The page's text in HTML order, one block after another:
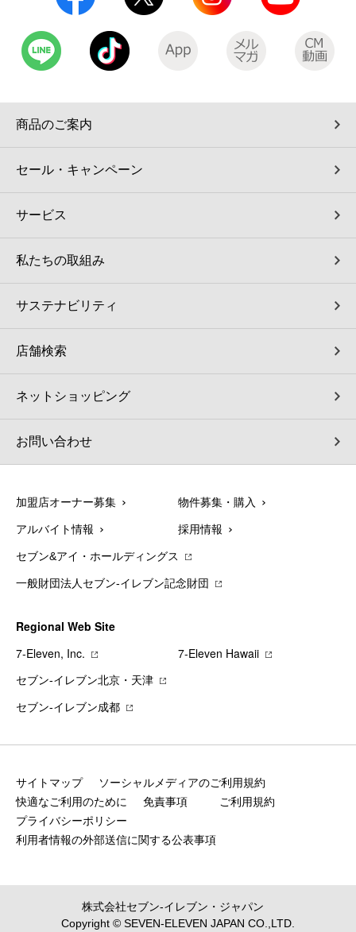
モバイルバッテリーシェアリング（店舗限定）
モバイルWi-Fiバッテリーシェアリング（店舗限定）
パウダースペース ラブン（店舗限定）
ソフトバンクギフト
商品のご案内
セール・キャンペーン
サービス
私たちの取組み
サステナビリティ
店舗検索
ネットショッピング
お問い合わせ
加盟店オーナー募集 物件募集・購入
アルバイト情報 採用情報
セブン&アイ・ホールディングス
一般財団法人セブン-イレブン記念財団
Regional Web Site
7‐Eleven, Inc.
7‐Eleven Hawaii
セブン‐イレブン北京・天津
セブン‐イレブン成都
サイトマップ
ソーシャルメディアのご利用規約
快適なご利用のために
免責事項
ご利用規約
プライバシーポリシー
利用者情報の外部送信に関する公表事項
株式会社セブン‐イレブン・ジャパン
Copyright © SEVEN-ELEVEN JAPAN CO.,LTD.